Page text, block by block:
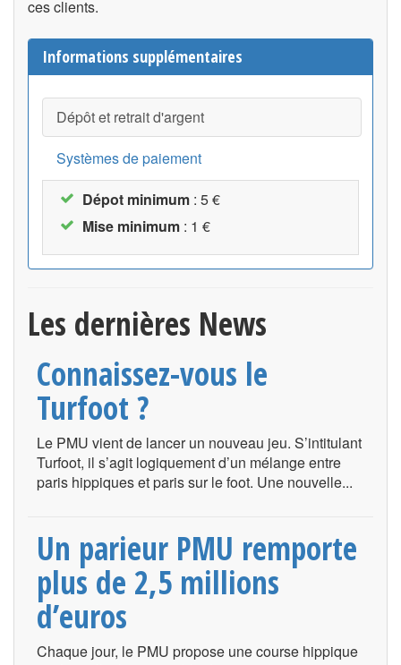
ces clients.
Informations supplémentaires
Dépôt et retrait d'argent
Systèmes de paiement
Dépot minimum : 5 €
Mise minimum : 1 €
Les dernières News
Connaissez-vous le
Turfoot ?
Le PMU vient de lancer un nouveau jeu. S’intitulant
Turfoot, il s’agit logiquement d’un mélange entre
paris hippiques et paris sur le foot. Une nouvelle...
Un parieur PMU remporte
plus de 2,5 millions
d’euros
Chaque jour, le PMU propose une course hippique